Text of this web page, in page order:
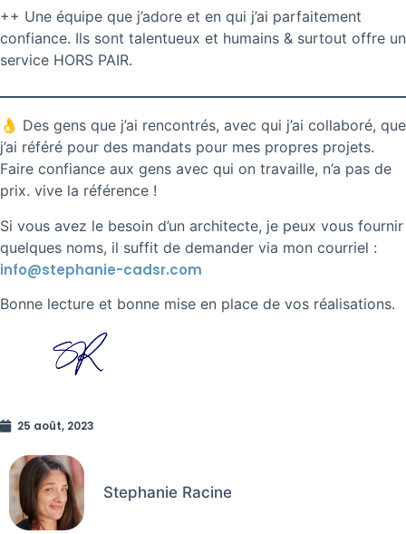
++ Une équipe que j’adore et en qui j’ai parfaitement
confiance. Ils sont talentueux et humains & surtout offre un
service HORS PAIR.
👌 Des gens que j’ai rencontrés, avec qui j’ai collaboré, que
j’ai référé pour des mandats pour mes propres projets.
Faire confiance aux gens avec qui on travaille, n’a pas de
prix. vive la référence !
Si vous avez le besoin d’un architecte, je peux vous fournir
quelques noms, il suffit de demander via mon courriel :
info@stephanie-cadsr.com
Bonne lecture et bonne mise en place de vos réalisations.
25 août, 2023
Stephanie Racine